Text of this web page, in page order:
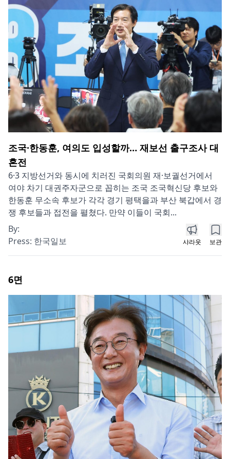
조국·한동훈, 여의도 입성할까… 재보선 출구조사 대
혼전
6·3 지방선거와 동시에 치러진 국회의원 재·보궐선거에서
여야 차기 대권주자군으로 꼽히는 조국 조국혁신당 후보와
한동훈 무소속 후보가 각각 경기 평택을과 부산 북갑에서 경
쟁 후보들과 접전을 펼쳤다. 만약 이들이 국회...
By:
Press: 한국일보 샤라웃 보관
6면